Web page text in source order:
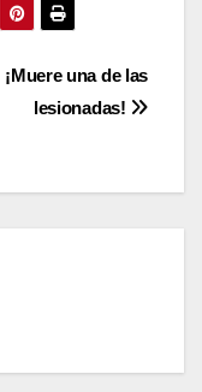
¡Muere una de las
lesionadas!